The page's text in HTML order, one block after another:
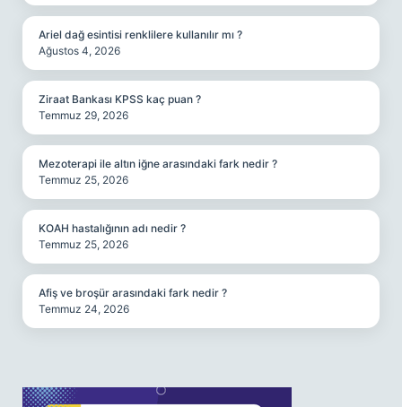
Ariel dağ esintisi renklilere kullanılır mı ?
Ağustos 4, 2026
Ziraat Bankası KPSS kaç puan ?
Temmuz 29, 2026
Mezoterapi ile altın iğne arasındaki fark nedir ?
Temmuz 25, 2026
KOAH hastalığının adı nedir ?
Temmuz 25, 2026
Afiş ve broşür arasındaki fark nedir ?
Temmuz 24, 2026